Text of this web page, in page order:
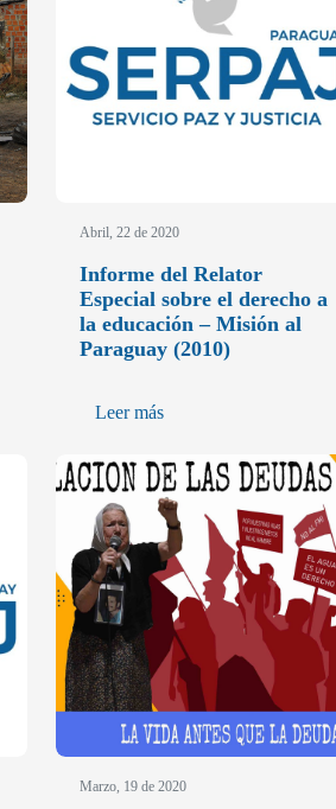
Abril, 22 de 2020
Informe del Relator
Especial sobre el derecho a
la educación – Misión al
Paraguay (2010)
Leer más
Marzo, 19 de 2020